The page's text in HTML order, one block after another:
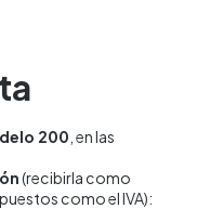
200 , en las
(recibirla como
como el IVA):